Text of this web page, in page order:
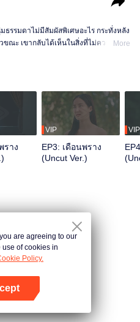
ธรรมดาไม่มีสัมผัสพิเศษอะไร กระทั่งหลัง
ณะ เขากลับได้เห็นในสิ่งที่ไม่ควรเห็นMore
ราง
VIP
EP3: เดือนพราง
(Uncut Ver.)
VIP
are agreeing to our
use of cookies in
Policy.